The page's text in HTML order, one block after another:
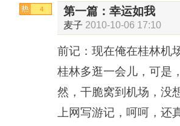
4 第一篇：幸运如我
麦子 2010-10-06 17:10
前记：现在俺在桂林机
桂林多逛一会儿，可是
然，干脆窝到机场，没
上网写游记，呵呵，